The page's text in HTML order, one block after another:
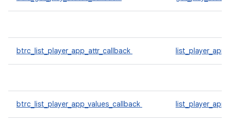
btrc_list_player_app_attr_callback
btrc_list_player_app_values_callback